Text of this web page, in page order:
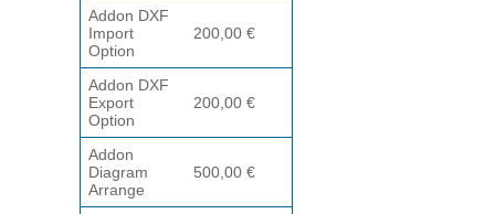
Addon DXF
Import
Option
200,00 €
Addon DXF
Export
Option
200,00 €
Addon
Diagram
Arrange
500,00 €